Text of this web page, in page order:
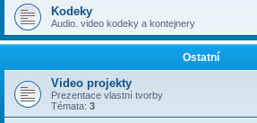
Kodeky
Audio. video kodeky a kontejnery
Ostatní
Video projekty
Prezentace vlastní tvorby
Témata: 3